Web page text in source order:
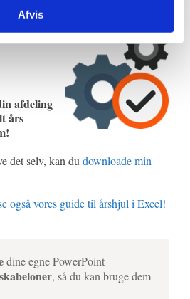
Afvis
helt eget
afdeling
års
det selv, kan du downloade min
også vores guide til årshjul i Excel!
dine egne PowerPoint
skabeloner, så du kan bruge dem